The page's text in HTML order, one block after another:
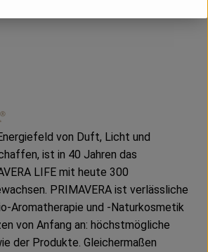
von Duft, Licht und
ist in 40 Jahren das
LIFE mit heute 300
PRIMAVERA ist verlässliche
Aromatherapie und -Naturkosmetik
von Anfang an: höchstmögliche
der Produkte. Gleichermaßen